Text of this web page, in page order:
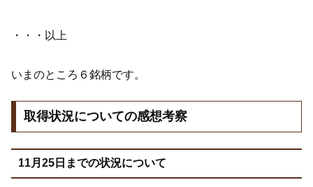
・・・以上
いまのところ６銘柄です。
取得状況についての感想考察
11月25日までの状況について